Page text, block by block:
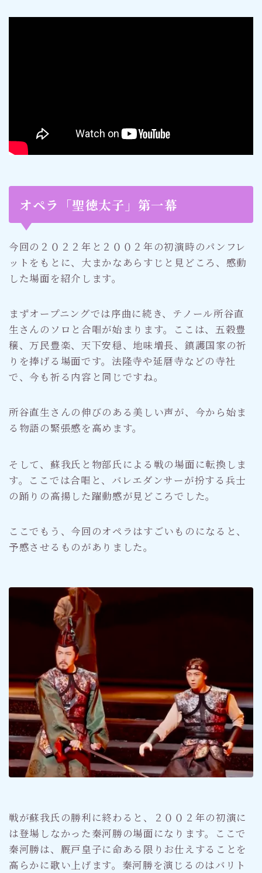
オペラ「聖徳太子」第一幕
今回の２０２２年と２００２年の初演時のパンフレ
ットをもとに、大まかなあらすじと見どころ、感動
した場面を紹介します。
まずオープニングでは序曲に続き、テノール所谷直
生さんのソロと合唱が始まります。ここは、五穀豊
穣、万民豊楽、天下安穏、地味増長、鎮護国家の祈
りを捧げる場面です。法隆寺や延暦寺などの寺社
で、今も祈る内容と同じですね。
所谷直生さんの伸びのある美しい声が、今から始ま
る物語の緊張感を高めます。
そして、蘇我氏と物部氏による戦の場面に転換しま
す。ここでは合唱と、バレエダンサーが扮する兵士
の踊りの高揚した躍動感が見どころでした。
ここでもう、今回のオペラはすごいものになると、
予感させるものがありました。
戦が蘇我氏の勝利に終わると、２００２年の初演に
は登場しなかった秦河勝の場面になります。ここで
秦河勝は、厩戸皇子に命ある限りお仕えすることを
高らかに歌い上げます。秦河勝を演じるのはバリト